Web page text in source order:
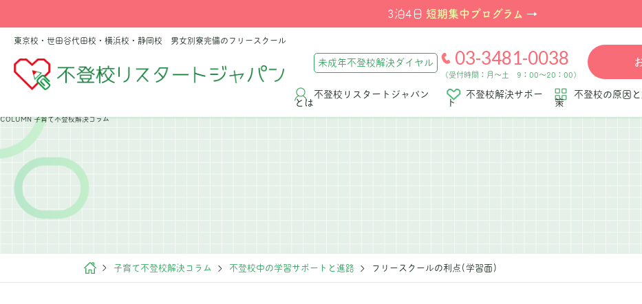
3泊4日 短期集中プログラム →
東京校・世田谷代田校・横浜校・静岡校 男女別寮完備のフリースクール
未成年不登校解決ダイヤル 03-3481-0038
（受付時間：月～土 9：00～20：00）
不登校リスタートジャパン
とは
不登校解決サポー
ト
不登校の原因
策
COLUMN 子育て不登校解決コラム
子育て不登校解決コラム 不登校中の学習サポートと進路 フリースクールの利点(学習面)